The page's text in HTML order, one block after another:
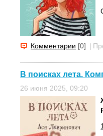
Комментарии [0] |
В поисках лета.
26 июня 2025, 09:20